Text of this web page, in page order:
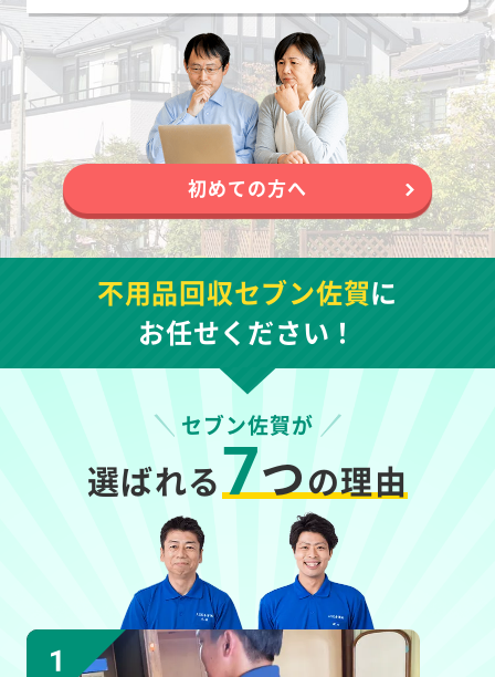
初めての方へ
不用品回収セブン佐賀に
お任せください！
セブン佐賀が
選ばれる7つの理由